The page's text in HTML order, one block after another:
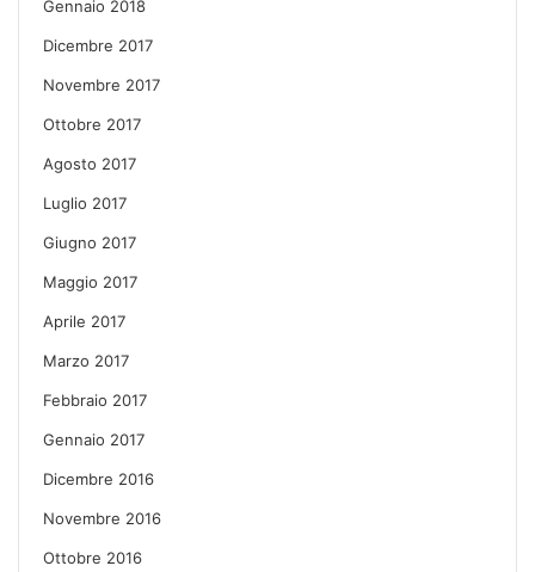
Gennaio 2018
Dicembre 2017
Novembre 2017
Ottobre 2017
Agosto 2017
Luglio 2017
Giugno 2017
Maggio 2017
Aprile 2017
Marzo 2017
Febbraio 2017
Gennaio 2017
Dicembre 2016
Novembre 2016
Ottobre 2016